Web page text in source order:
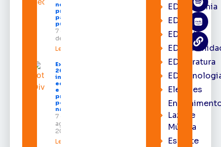
negócios e
programação
para todos os
públicos
7 de agosto
de 2026
Leia mais »
Expofeira
2026
impulsiona
economia
e aumenta
procura
por hotéis
na capital
7 de
agosto de
2026
Leia mais »
EDacademia
EDbrasília
EDcast
EDliteratura
Eleições
Lazer e
Música
Esporte